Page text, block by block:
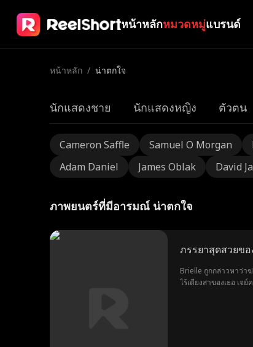
หน้าหลักหมวดหมู่แบรนด์
หน้าหลัก / น่าตกใจ
นักแสดงชาย นักแสดงหญิง ตัวตน
Cameron Saffle Samuel O Morgan
Adam Daniel
James Oblak David
ภาพยนตร์ที่มีอารมณ์ น่าตกใจ
ภรรยาสุดสวยข
Brielle ถูกกล่าวหาว่า
ไร้เดียงสาของเธอ เจ